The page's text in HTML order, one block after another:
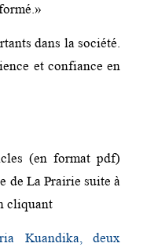
dans la société.
et confiance en
(en format pdf)
de La Prairie suite à
cliquant
Kuandika, deux